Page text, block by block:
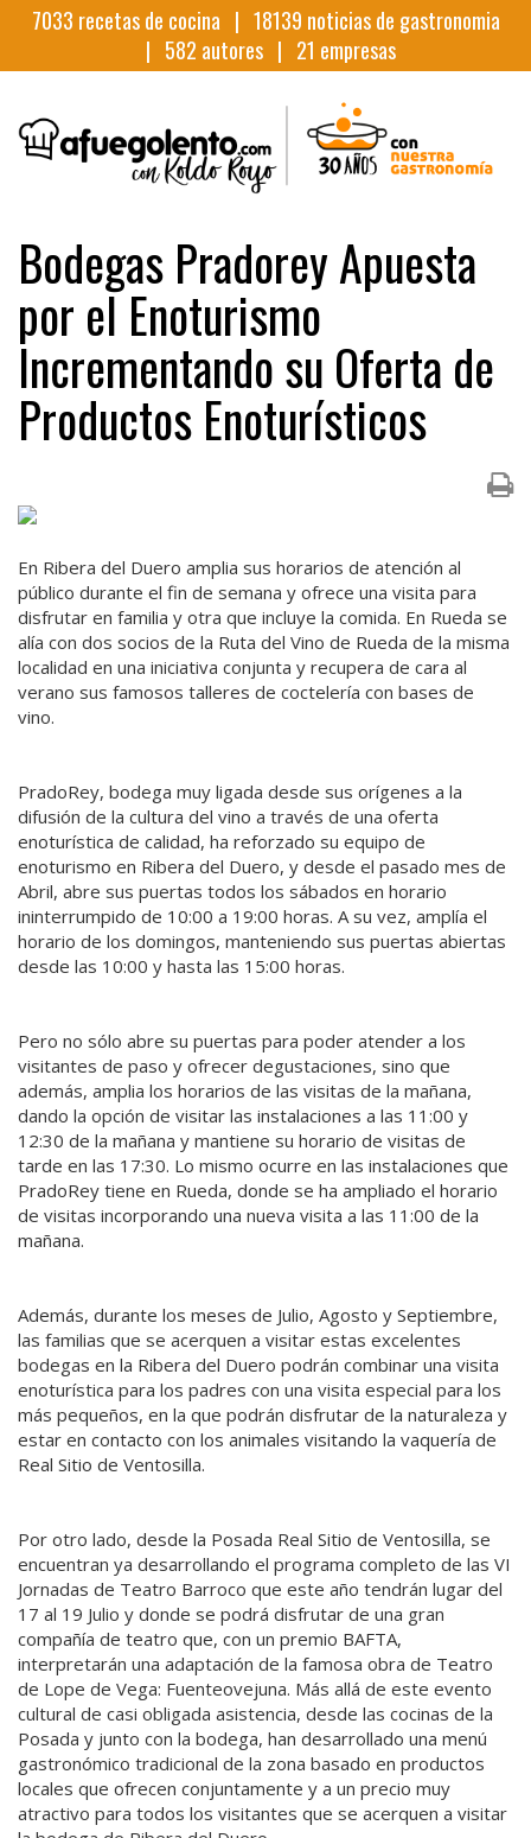
7033 recetas de cocina | 18139 noticias de gastronomia
| 582 autores | 21 empresas
Bodegas Pradorey Apuesta
por el Enoturismo
Incrementando su Oferta de
Productos Enoturísticos
En Ribera del Duero amplia sus horarios de atención al
público durante el fin de semana y ofrece una visita para
disfrutar en familia y otra que incluye la comida. En Rueda se
alía con dos socios de la Ruta del Vino de Rueda de la misma
localidad en una iniciativa conjunta y recupera de cara al
verano sus famosos talleres de coctelería con bases de
vino.
PradoRey, bodega muy ligada desde sus orígenes a la
difusión de la cultura del vino a través de una oferta
enoturística de calidad, ha reforzado su equipo de
enoturismo en Ribera del Duero, y desde el pasado mes de
Abril, abre sus puertas todos los sábados en horario
ininterrumpido de 10:00 a 19:00 horas. A su vez, amplía el
horario de los domingos, manteniendo sus puertas abiertas
desde las 10:00 y hasta las 15:00 horas.
Pero no sólo abre su puertas para poder atender a los
visitantes de paso y ofrecer degustaciones, sino que
además, amplia los horarios de las visitas de la mañana,
dando la opción de visitar las instalaciones a las 11:00 y
12:30 de la mañana y mantiene su horario de visitas de
tarde en las 17:30. Lo mismo ocurre en las instalaciones que
PradoRey tiene en Rueda, donde se ha ampliado el horario
de visitas incorporando una nueva visita a las 11:00 de la
mañana.
Además, durante los meses de Julio, Agosto y Septiembre,
las familias que se acerquen a visitar estas excelentes
bodegas en la Ribera del Duero podrán combinar una visita
enoturística para los padres con una visita especial para los
más pequeños, en la que podrán disfrutar de la naturaleza y
estar en contacto con los animales visitando la vaquería de
Real Sitio de Ventosilla.
Por otro lado, desde la Posada Real Sitio de Ventosilla, se
encuentran ya desarrollando el programa completo de las VI
Jornadas de Teatro Barroco que este año tendrán lugar del
17 al 19 Julio y donde se podrá disfrutar de una gran
compañía de teatro que, con un premio BAFTA,
interpretarán una adaptación de la famosa obra de Teatro
de Lope de Vega: Fuenteovejuna. Más allá de este evento
cultural de casi obligada asistencia, desde las cocinas de la
Posada y junto con la bodega, han desarrollado una menú
gastronómico tradicional de la zona basado en productos
locales que ofrecen conjuntamente y a un precio muy
atractivo para todos los visitantes que se acerquen a visitar